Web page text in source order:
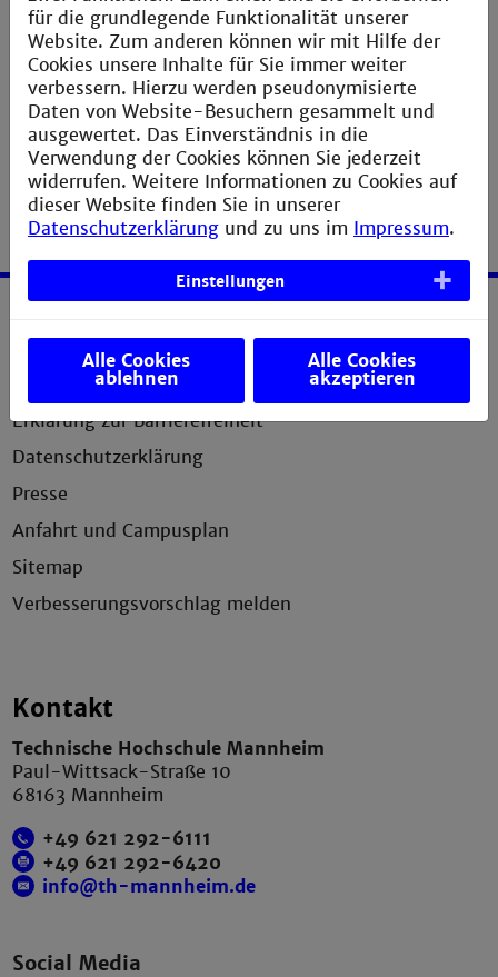
Hinweis: Auf dieser Veranstaltung werden Foto-
und Bildaufnahmen gemacht, die wir für die
Berichterstattung zur Veranstaltung verwenden.
Service
Impressum
Erklärung zur Barrierefreiheit
Datenschutzerklärung
Presse
Anfahrt und Campusplan
Sitemap
Verbesserungsvorschlag melden
Kontakt
Technische Hochschule Mannheim
Paul-Wittsack-Straße 10
68163 Mannheim
+49 621 292-6111
+49 621 292-6420
info@th-mannheim.de
Social Media
für die grundlegende Funktionalität unserer
Website. Zum anderen können wir mit Hilfe der
Cookies unsere Inhalte für Sie immer weiter
verbessern. Hierzu werden pseudonymisierte
Daten von Website-Besuchern gesammelt und
ausgewertet. Das Einverständnis in die
Verwendung der Cookies können Sie jederzeit
widerrufen. Weitere Informationen zu Cookies auf
dieser Website finden Sie in unserer
Datenschutzerklärung und zu uns im Impressum.
Einstellungen
Alle Cookies
ablehnen
Alle Cookies
akzeptieren